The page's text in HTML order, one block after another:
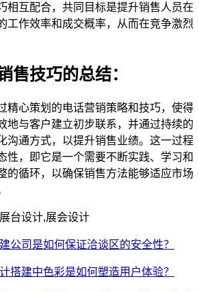
相互配合，共同目标是提升销售人员在
工作效率和成交概率，从而在竞争激烈
售技巧的总结：
精心策划的电话营销策略和技巧，使得
地与客户建立初步联系，并通过持续的
沟通方式，以提升销售业绩。这一过程
性，即它是一个需要不断实践、学习和
的循环，以确保销售方法能够适应市场
台设计,展会设计
公司是如何保证洽谈区的安全性？
搭建中色彩是如何塑造用户体验？